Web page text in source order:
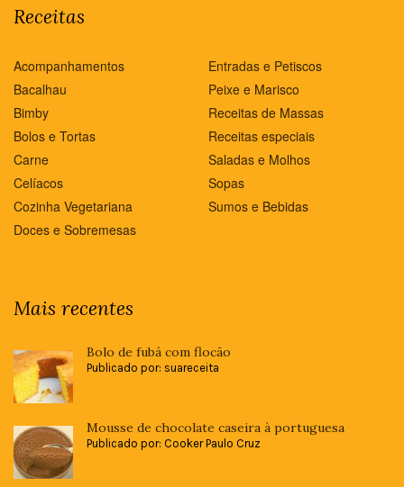
Receitas
Acompanhamentos
Bacalhau
Bimby
Bolos e Tortas
Carne
Celíacos
Cozinha Vegetariana
Doces e Sobremesas
Entradas e Petiscos
Peixe e Marisco
Receitas de Massas
Receitas especiais
Saladas e Molhos
Sopas
Sumos e Bebidas
Mais recentes
Bolo de fubá com flocão
Publicado por: suareceita
Mousse de chocolate caseira à portuguesa
Publicado por: Cooker Paulo Cruz